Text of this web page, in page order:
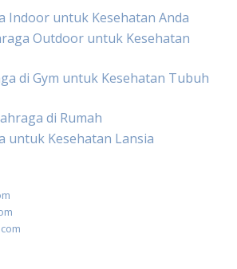
Indoor untuk Kesehatan Anda
Outdoor untuk Kesehatan
di Gym untuk Kesehatan Tubuh
di Rumah
untuk Kesehatan Lansia